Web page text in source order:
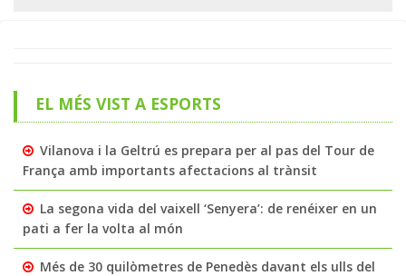
EL MÉS VIST A ESPORTS
Vilanova i la Geltrú es prepara per al pas del Tour de
França amb importants afectacions al trànsit
La segona vida del vaixell ‘Senyera’: de renéixer en un
pati a fer la volta al món
Més de 30 quilòmetres de Penedès davant els ulls del